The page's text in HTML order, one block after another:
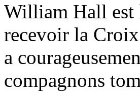
William Hall est
recevoir la
a
compagnons